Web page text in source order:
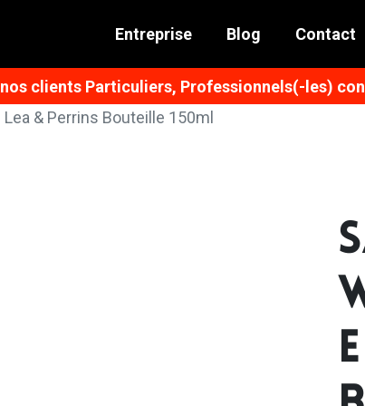
Entreprise Blog Contact
clients Particuliers, Professionnels(-les)
& Perrins Bouteille 150ml